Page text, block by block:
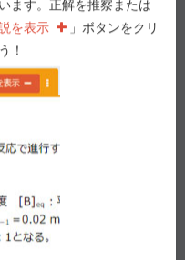
ます。正解を推察または
を表示
」ボタンをクリ
！